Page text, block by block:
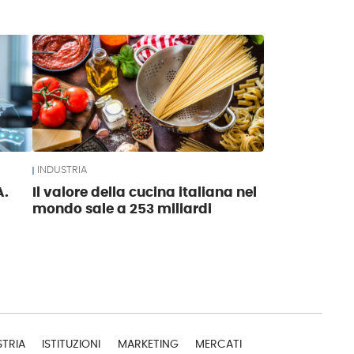
INDUSTRIA
Il valore della cucina italiana nel
mondo sale a 253 miliardi
ISTITUZIONI MARKETING MERCATI